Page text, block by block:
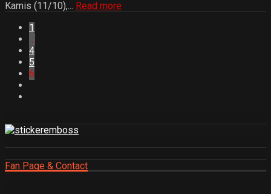
Kamis (11/10),... Read more
1
…
4
5
6
Fan Page & Contact